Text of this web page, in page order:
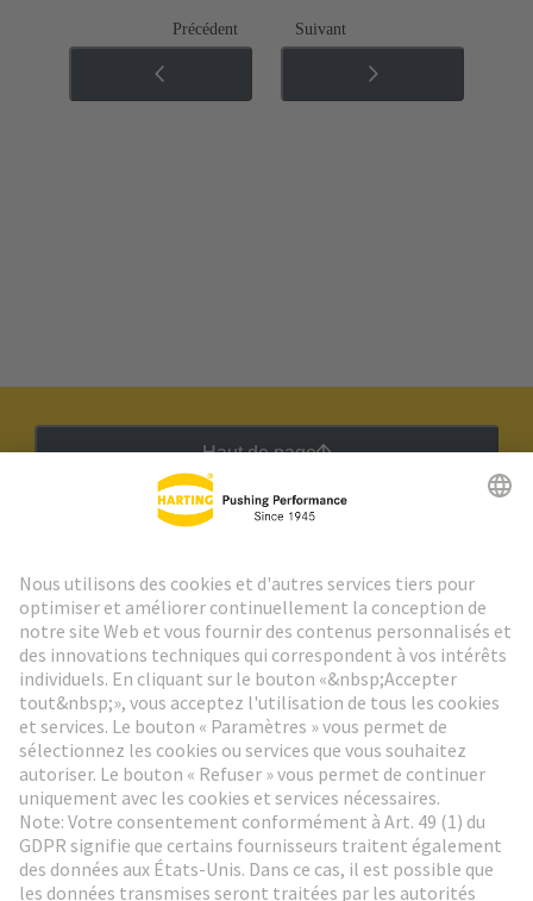
Précédent Suivant
Haut de page
Aller à l'inscription
Social Media